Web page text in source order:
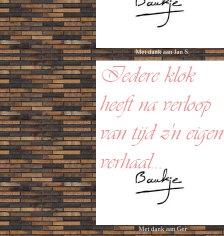
Met dank aan Jan S.
Met dank aan Ger